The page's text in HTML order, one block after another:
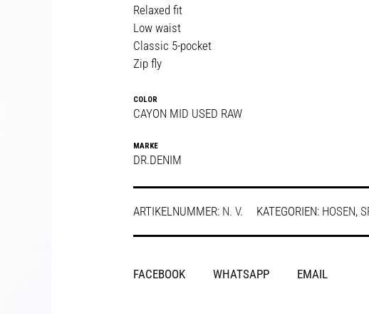
Relaxed fit
Low waist
Classic 5-pocket
Zip fly
COLOR
CAYON MID USED RAW
MARKE
DR.DENIM
ARTIKELNUMMER: N. V. KATEGORIEN: HOSEN,
SHARE
FACEBOOK WHATSAPP EMAIL